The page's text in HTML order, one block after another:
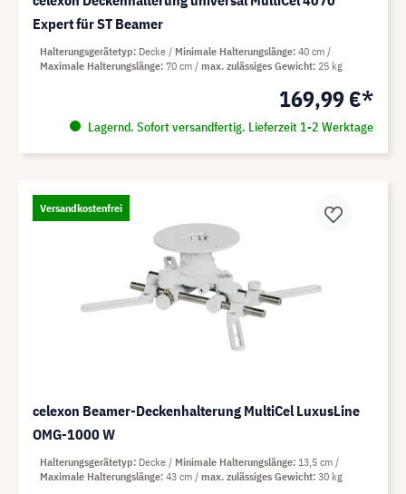
Expert für ST Beamer
169,99 €*
Lagernd. Sofort versandfertig. Lieferzeit 1-2 Werktage
Halterungsgerätetyp Decke Minimale Halterungslänge 40 cm
Maximale Halterungslänge 70 cm max. zulässiges Gewicht 25 kg
Versandkostenfrei
celexon Beamer-Deckenhalterung MultiCel LuxusLine
OMG-1000 W
Halterungsgerätetyp Decke Minimale Halterungslänge 13,5 cm
Maximale Halterungslänge 43 cm max. zulässiges Gewicht 30 kg